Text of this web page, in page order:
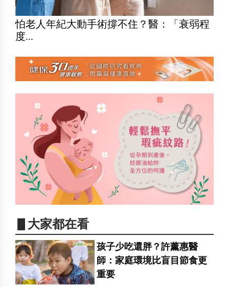
怕老人年紀大動手術撐不住？醫：「衰弱程
度...
▋大家都在看
孩子少吃還胖？許薰惠醫
師：家庭環境比盲目節食更
重要